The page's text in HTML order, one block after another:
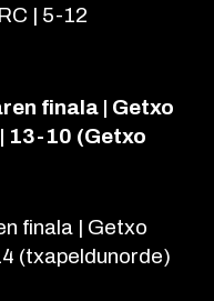
| 5-12
finala | Getxo
13-10 (Getxo
finala | Getxo
(txapeldunorde)